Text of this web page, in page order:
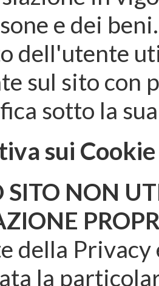
e dei beni.
dell'utente
sul sito con
sotto la
sui Cookie
SITO NON
della
la